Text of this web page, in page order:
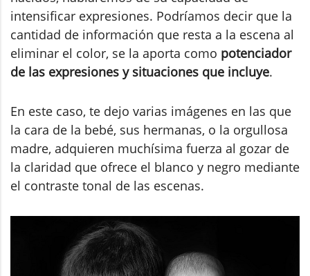
intensificar expresiones. Podríamos decir que la
cantidad de información que resta a la escena al
eliminar el color, se la aporta como potenciador
de las expresiones y situaciones que incluye.
En este caso, te dejo varias imágenes en las que
la cara de la bebé, sus hermanas, o la orgullosa
madre, adquieren muchísima fuerza al gozar de
la claridad que ofrece el blanco y negro mediante
el contraste tonal de las escenas.